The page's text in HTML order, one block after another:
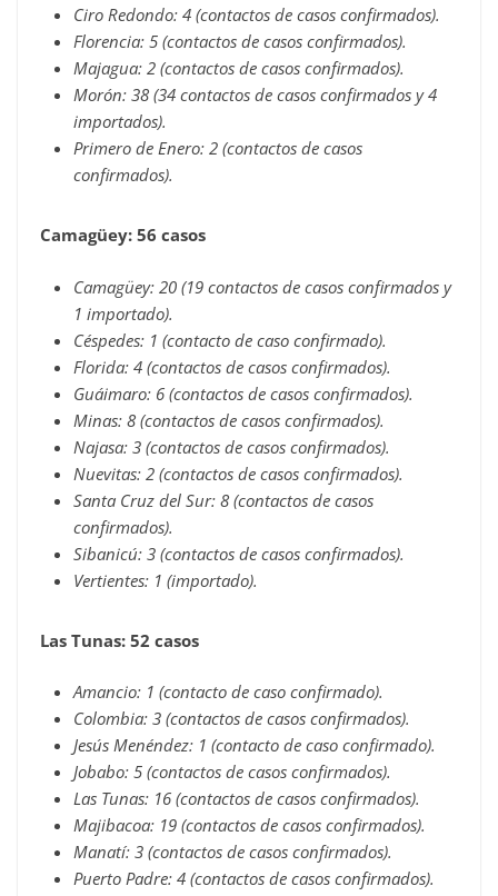
Ciro Redondo: 4 (contactos de casos confirmados).
Florencia: 5 (contactos de casos confirmados).
Majagua: 2 (contactos de casos confirmados).
Morón: 38 (34 contactos de casos confirmados y 4
importados).
Primero de Enero: 2 (contactos de casos
confirmados).
Camagüey: 56 casos
Camagüey: 20 (19 contactos de casos confirmados y
1 importado).
Céspedes: 1 (contacto de caso confirmado).
Florida: 4 (contactos de casos confirmados).
Guáimaro: 6 (contactos de casos confirmados).
Minas: 8 (contactos de casos confirmados).
Najasa: 3 (contactos de casos confirmados).
Nuevitas: 2 (contactos de casos confirmados).
Santa Cruz del Sur: 8 (contactos de casos
confirmados).
Sibanicú: 3 (contactos de casos confirmados).
Vertientes: 1 (importado).
Las Tunas: 52 casos
Amancio: 1 (contacto de caso confirmado).
Colombia: 3 (contactos de casos confirmados).
Jesús Menéndez: 1 (contacto de caso confirmado).
Jobabo: 5 (contactos de casos confirmados).
Las Tunas: 16 (contactos de casos confirmados).
Majibacoa: 19 (contactos de casos confirmados).
Manatí: 3 (contactos de casos confirmados).
Puerto Padre: 4 (contactos de casos confirmados).